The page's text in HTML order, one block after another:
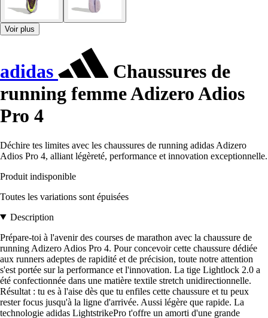
Voir plus
adidas
Chaussures de
running femme Adizero Adios
Pro 4
Déchire tes limites avec les chaussures de running adidas Adizero
Adios Pro 4, alliant légèreté, performance et innovation exceptionnelle.
Produit indisponible
Toutes les variations sont épuisées
Description
Prépare-toi à l'avenir des courses de marathon avec la chaussure de
running Adizero Adios Pro 4. Pour concevoir cette chaussure dédiée
aux runners adeptes de rapidité et de précision, toute notre attention
s'est portée sur la performance et l'innovation. La tige Lightlock 2.0 a
été confectionnée dans une matière textile stretch unidirectionnelle.
Résultat : tu es à l'aise dès que tu enfiles cette chaussure et tu peux
rester focus jusqu'à la ligne d'arrivée. Aussi légère que rapide. La
technologie adidas LightstrikePro t'offre un amorti d'une grande